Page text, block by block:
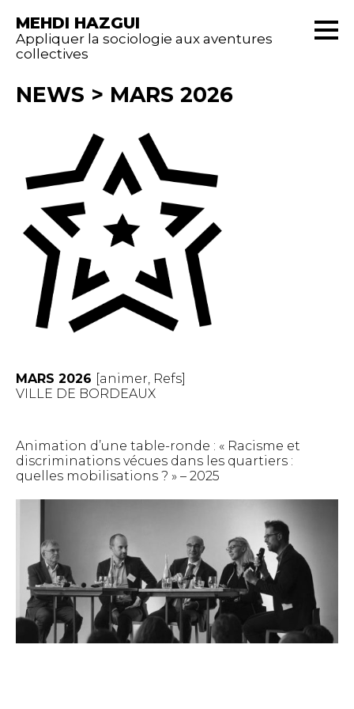
MEHDI HAZGUI
Appliquer la sociologie aux aventures
collectives
NEWS > MARS 2026
MARS 2026 [animer, Refs]
VILLE DE BORDEAUX
Animation d’une table-ronde : « Racisme et
discriminations vécues dans les quartiers :
quelles mobilisations ? » – 2025